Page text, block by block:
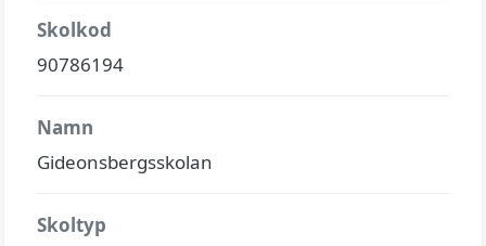
Skolkod
90786194
Namn
Gideonsbergsskolan
Skoltyp